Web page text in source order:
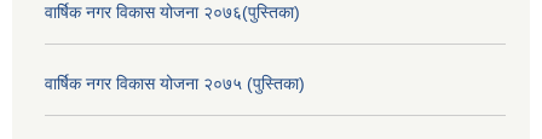
वार्षिक नगर विकास योजना २०७६(पुस्तिका)
वार्षिक नगर विकास योजना २०७५ (पुस्तिका)